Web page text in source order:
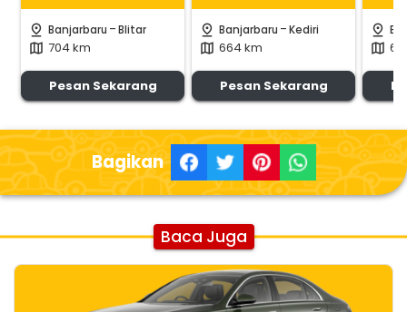
pin_drop Banjarbaru -Blitar
map 704 km
Pesan Sekarang
pin_drop Banjarbaru -Kediri
map 664 km
Pesan Sekarang
pin_drop
map
Bagikan
Baca Juga